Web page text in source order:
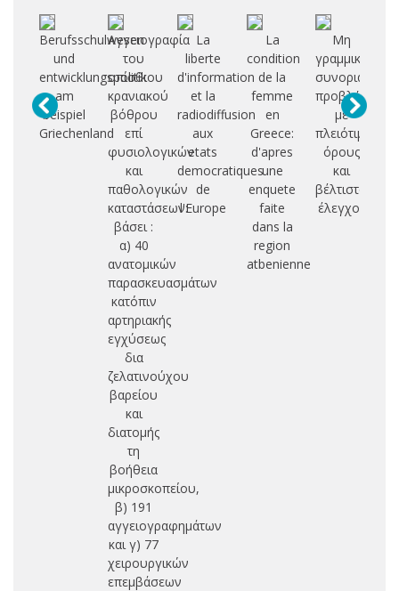
Berufsschulwesen
und
entwicklungspolitik
am
beispiel
Griechenland
Αγγειογραφία
του
οπίσθιου
κρανιακού
βόθρου
επί
φυσιολογικών
και
παθολογικών
καταστάσεων:
βάσει :
α) 40
ανατομικών
παρασκευασμάτων
κατόπιν
αρτηριακής
εγχύσεως
δια
ζελατινούχου
βαρείου
και
διατομής
τη
βοήθεια
μικροσκοπείου,
β) 191
αγγειογραφημάτων
και γ) 77
χειρουργικών
επεμβάσεων
La
liberte
d'information
et la
radiodiffusion
aux
etats
democratiques
de
l'Europe
La
condition
de la
femme
en
Greece:
d'apres
une
enquete
faite
dans la
region
atbenienne
Μη
γραμμικά
συνοριακά
προβλήματα
με
πλειότιμους
όρους
και
βέλτιστος
έλεγχος